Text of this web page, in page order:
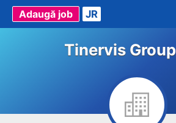
Adaugă job JR
Tinervis